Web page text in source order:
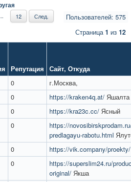
Пользователей: 575
... 12 След.
Страница1 из 12
Репутация Сайт, Откуда
0
г.Москва,
0 https://kraken4q.at/ Яшалта
0 https://kra23c.cc/ Ясный
0
https://
predlagayu-rabotu.html
0 https://vik.company/proekty/
0
https://superslim24.ru/
original/ Якша